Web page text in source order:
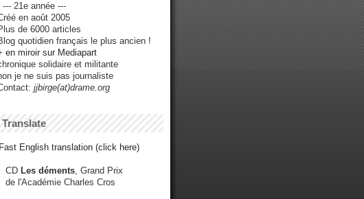
21e année ---
en août 2005
de 6000 articles
quotidien français le plus ancien !
en miroir sur Mediapart
solidaire et militante
je ne suis pas journaliste
jjbirge(at)drame.org
Translate
Fast English translation (click here)
Les déments , Grand Prix
de l'Académie Charles Cros